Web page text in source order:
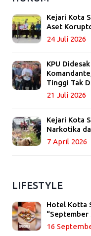
Kejari Kota
Aset
24 Juli 2026
KPU
Tinggi Tak
21 Juli 2026
Kejari Kota
Narkotika
7 April 2026
LIFESTYLE
Hotel Kotta
“September
16